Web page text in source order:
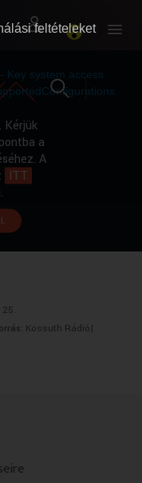
RÓLUNK
OKTATÁS
RÓLUNK
OKTATÁS
Key system access
a
A
ITT
Kossuth Rádió|
feltételeket